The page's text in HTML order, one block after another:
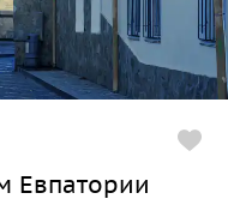
Евпатории